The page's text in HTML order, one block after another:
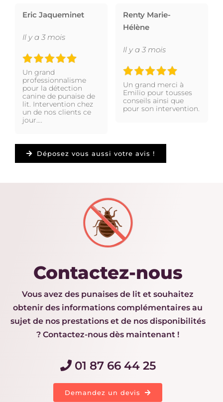
Eric Jaqueminet
Il y a 3 mois
Un grand
professionnalisme
pour la détection
canine de punaise de
lit. Intervention chez
un de nos clients ce
jour….
Renty Marie-
Hélène
Il y a 3 mois
Un grand merci à
Emilio pour tousses
conseils ainsi que
pour son intervention.
Déposez vous aussi votre avis !
Contactez-nous
Vous avez des punaises de lit et souhaitez
obtenir des informations complémentaires au
sujet de nos prestations et de nos disponibilités
? Contactez-nous dès maintenant !
01 87 66 44 25
Demandez un devis